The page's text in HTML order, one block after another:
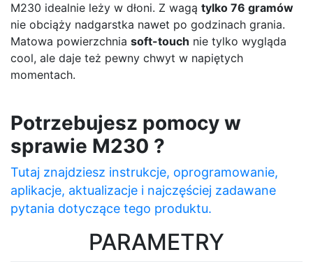
M230 idealnie leży w dłoni. Z wagą tylko 76 gramów
nie obciąży nadgarstka nawet po godzinach grania.
Matowa powierzchnia soft-touch nie tylko wygląda
cool, ale daje też pewny chwyt w napiętych
momentach.
Potrzebujesz pomocy w
sprawie M230 ?
Tutaj znajdziesz instrukcje, oprogramowanie,
aplikacje, aktualizacje i najczęściej zadawane
pytania dotyczące tego produktu.
PARAMETRY